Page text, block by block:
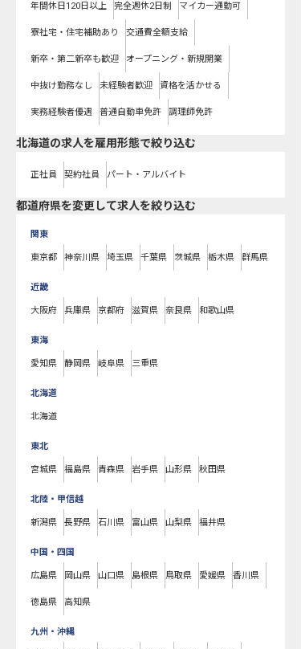
年間休日120日以上 完全週休2日制 マイカー通勤可
寮社宅・住宅補助あり 交通費全額支給
新卒・第二新卒も歓迎 オープニング・新規開業
中抜け勤務なし 未経験者歓迎 資格を活かせる
実務経験者優遇 普通自動車免許 調理師免許
北海道の求人を雇用形態で絞り込む
正社員 契約社員 パート・アルバイト
都道府県を変更して求人を絞り込む
関東
東京都 神奈川県 埼玉県 千葉県 茨城県 栃木県 群馬県
近畿
大阪府 兵庫県 京都府 滋賀県 奈良県 和歌山県
東海
愛知県 静岡県 岐阜県 三重県
北海道
北海道
東北
宮城県 福島県 青森県 岩手県 山形県 秋田県
北陸・甲信越
新潟県 長野県 石川県 富山県 山梨県 福井県
中国・四国
広島県 岡山県 山口県 島根県 鳥取県 愛媛県 香川県
徳島県 高知県
九州・沖縄